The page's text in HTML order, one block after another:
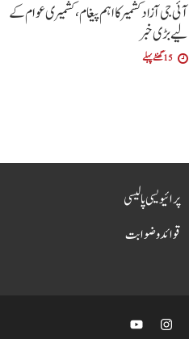
آئی جی آزاد کشمیر کا اہم پیغام، کشمیری عوام کے
لیے بڑی خبر
15 گھنٹے پہلے
پرائیویسی پالیسی
قوائد و ضوابت